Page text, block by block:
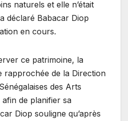
naturels et elle n’était
déclaré Babacar Diop
en cours.
ce patrimoine, la
rapprochée de la Direction
des Arts
de planifier sa
Diop souligne qu’après